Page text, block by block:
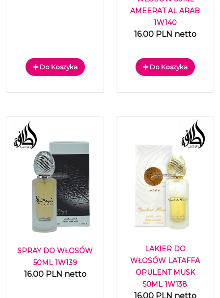
Do Koszyka
AMEERAT AL ARAB
1W140
16.00 PLN netto
Do Koszyka
SPRAY DO WŁOSÓW
50ML 1W139
16.00 PLN netto
LAKIER DO
WŁOSÓW LATAFFA
OPULENT MUSK
50ML 1W138
16.00 PLN netto